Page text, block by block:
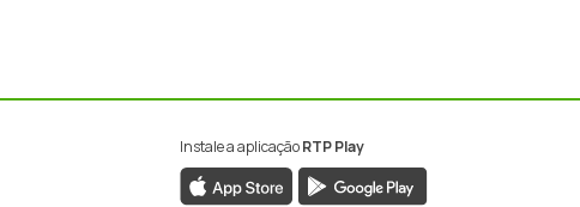
Instale a aplicaçãoRTP Play